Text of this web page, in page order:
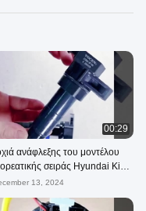
00:29
ανάφλεξης του μοντέλου
σειράς Hyundai Kia
13, 2024